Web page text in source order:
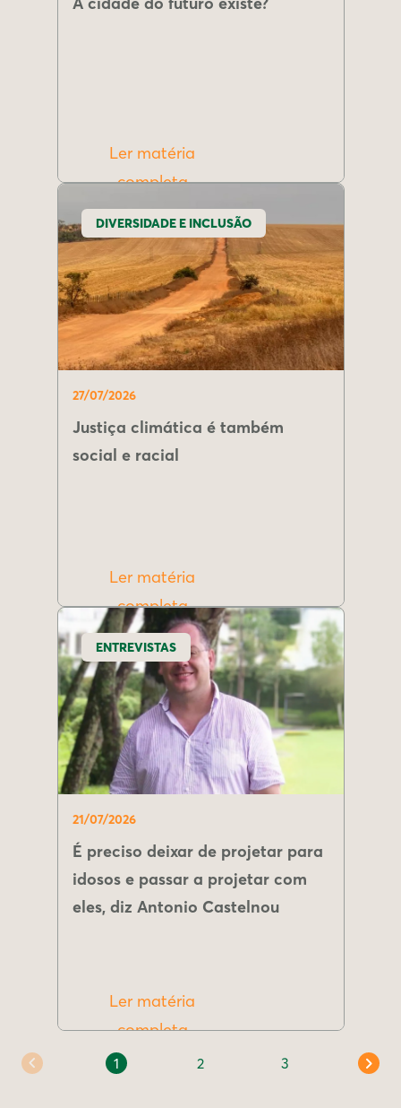
Ler matéria
completa
DIVERSIDADE E INCLUSÃO
27/07/2026
Justiça climática é também
social e racial
Ler matéria
completa
ENTREVISTAS
21/07/2026
É preciso deixar de projetar para
idosos e passar a projetar com
eles, diz Antonio Castelnou
Ler matéria
completa
1 2 3